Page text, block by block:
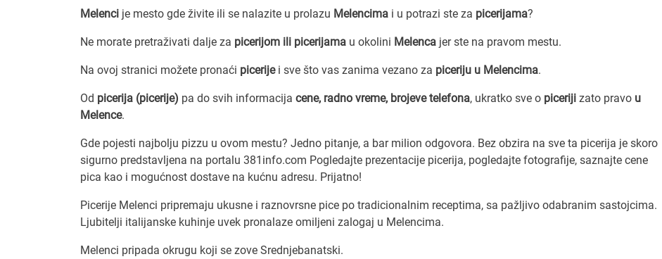
Melenci je mesto gde živite ili se nalazite u prolazu Melencima i u potrazi ste za picerijama?
Ne morate pretraživati dalje za picerijom ili picerijama u okolini Melenca jer ste na pravom mestu.
Na ovoj stranici možete pronaći picerijei sve što vas zanima vezano za piceriju u Melencima.
Od picerija (picerije) pa do svih informacija cene, radno vreme, brojeve telefona, ukratko sve o piceriji zato pravo u
Melence.
Gde pojesti najbolju pizzu u ovom mestu? Jedno pitanje, a bar milion odgovora. Bez obzira na sve ta picerija je skoro
sigurno predstavljena na portalu 381info.com Pogledajte prezentacije picerija, pogledajte fotografije, saznajte cene
pica kao i mogućnost dostave na kućnu adresu. Prijatno!
Picerije Melenci pripremaju ukusne i raznovrsne pice po tradicionalnim receptima, sa pažljivo odabranim sastojcima.
Ljubitelji italijanske kuhinje uvek pronalaze omiljeni zalogaj u Melencima.
Melenci pripada okrugu koji se zove Srednjebanatski.